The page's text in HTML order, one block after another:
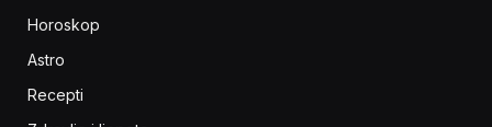
Horoskop
Astro
Recepti